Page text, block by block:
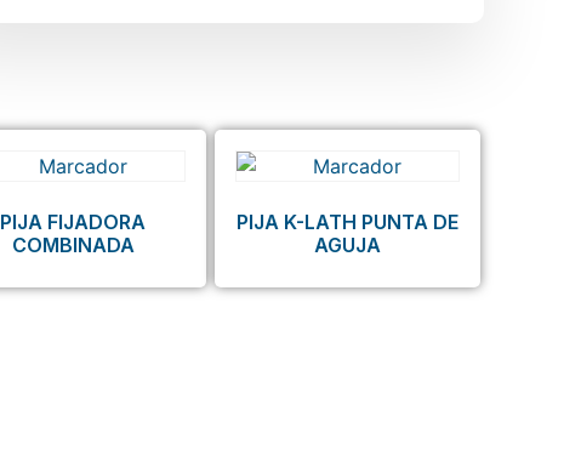
PIJA FIJADORA
COMBINADA
PIJA K-LATH PUNTA DE
AGUJA